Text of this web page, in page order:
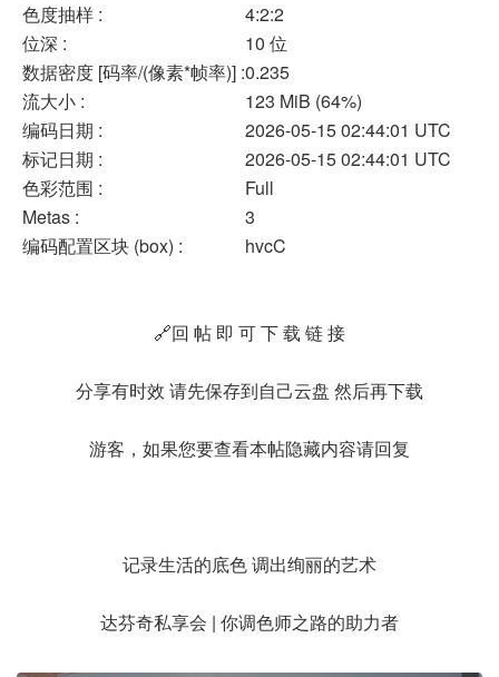
色度抽样 :
4:2:2
位深 :
10 位
数据密度 [码率/(像素*帧率)] :0.235
流大小 :
123 MiB (64%)
编码日期 :
2026-05-15 02:44:01 UTC
标记日期 :
2026-05-15 02:44:01 UTC
色彩范围 :
Full
Metas :
3
编码配置区块 (box) :
hvcC
🔗回 帖 即 可 下 载 链 接
分享有时效 请先保存到自己云盘 然后再下载
游客，如果您要查看本帖隐藏内容请回复
记录生活的底色 调出绚丽的艺术
达芬奇私享会 | 你调色师之路的助力者